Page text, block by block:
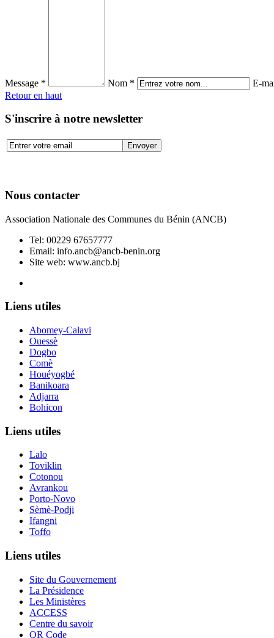
Message * Nom *
E-
Retour en haut
S'inscrire à notre newsletter
Nous contacter
Association Nationale des Communes du Bénin (ANCB)
Tel: 00229 67657777
Email: info.ancb@ancb-benin.org
Site web: www.ancb.bj
Liens utiles
Abomey-Calavi
Ouessè
Dogbo
Comè
Houéyogbé
Banikoara
Adjarra
Bohicon
Liens utiles
Lalo
Toviklin
Cotonou
Avrankou
Porto-Novo
Sèmè-Podji
Ifangni
Toffo
Liens utiles
Site du Gouvernement
La Présidence
Les Ministères
ACCESS
Centre du savoir
QR Code